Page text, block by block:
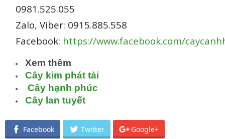
0981.525.055
Zalo, Viber: 0915.885.558
Facebook: https://www.facebook.com/
Xem thêm
Cây kim phát tài
Cây hạnh phúc
Cây lan tuyết
Facebook Twitter Google+